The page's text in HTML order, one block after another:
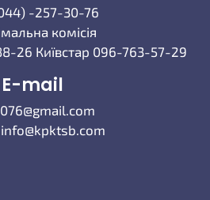
-257-30-76
комісія
26 Київстар 096-763-57-29
E-mail